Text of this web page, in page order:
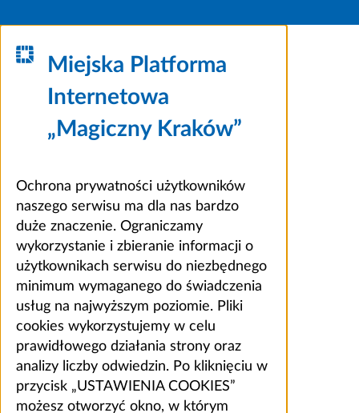
Miejska Platforma
Internetowa
„Magiczny Kraków”
Ochrona prywatności użytkowników
naszego serwisu ma dla nas bardzo
duże znaczenie. Ograniczamy
wykorzystanie i zbieranie informacji o
użytkownikach serwisu do niezbędnego
minimum wymaganego do świadczenia
usług na najwyższym poziomie. Pliki
cookies wykorzystujemy w celu
prawidłowego działania strony oraz
analizy liczby odwiedzin. Po kliknięciu w
przycisk „USTAWIENIA COOKIES”
możesz otworzyć okno, w którym